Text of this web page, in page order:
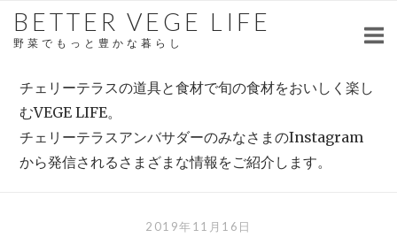
SkipBETTER VEGE LIFE
野菜でもっと豊かな暮らし
チェリーテラスの道具と食材で旬の食材をおいしく楽し
むVEGE LIFE。
チェリーテラスアンバサダーのみなさまのInstagram
から発信されるさまざまな情報をご紹介します。
2019年11月16日